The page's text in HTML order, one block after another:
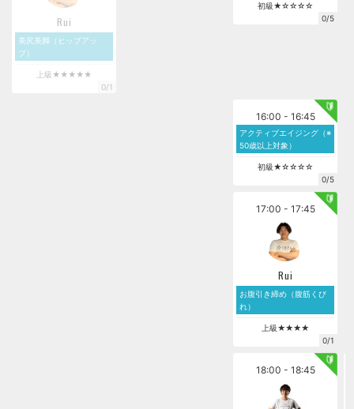
Rui
美尻美脚（ヒップアッ
プ）
上級★★★★★
0/1
初級★☆☆☆☆
0/5
16:00 - 16:45
アクティブエイジング（※
50歳以上対象）
初級★☆☆☆☆
0/5
17:00 - 17:45
Rui
お腹引き締め（腹筋くび
れ）
上級★★★★
0/1
18:00 - 18:45